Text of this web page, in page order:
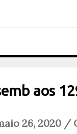
aos
26, 2020 /